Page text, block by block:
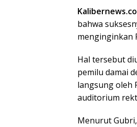
at
s
p
p
e
b
o
k
bahwa
menginginkan
Hal tersebut
pemilu damai
langsung oleh
auditorium
Menurut